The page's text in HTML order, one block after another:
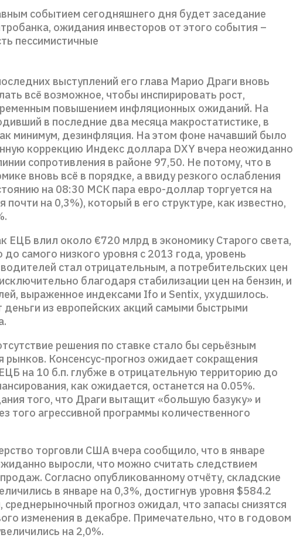
событием сегодняшнего дня будет заседание
ожидания инвесторов от этого события –
пессимистичные
выступлений его глава Марио Драги вновь
всё возможное, чтобы инспирировать рост,
повышением инфляционных ожиданий. На
в последние два месяца макростатистике, в
минимум, дезинфляция. На этом фоне начавший было
коррекцию Индекс доллара DXY вчера неожиданно
сопротивления в районе 97,50. Не потому, что в
вновь всё в порядке, а ввиду резкого ослабления
на 08:30 МСК пара евро-доллар торгуется на
почти на 0,3%), который в его структуре, как известно,
ЕЦБ влил около €720 млрд в экономику Старого света,
самого низкого уровня с 2013 года, уровень
стал отрицательным, а потребительских цен
благодаря стабилизации цен на бензин, и
выраженное индексами Ifo и Sentix, ухудшилось.
из европейских акций самыми быстрыми
решения по ставке стало бы серьёзным
рынков. Консенсус-прогноз ожидает сокращения
на 10 б.п. глубже в отрицательную территорию до
как ожидается, останется на 0.05%.
того, что Драги вытащит «большую базуку» и
того агрессивной программы количественного
торговли США вчера сообщило, что в январе
выросли, что можно считать следствием
Согласно опубликованному отчёту, складские
в январе на 0,3%, достигнув уровня $584.2
прогноз ожидал, что запасы снизятся
изменения в декабре. Примечательно, что в годовом
на 2,0%.